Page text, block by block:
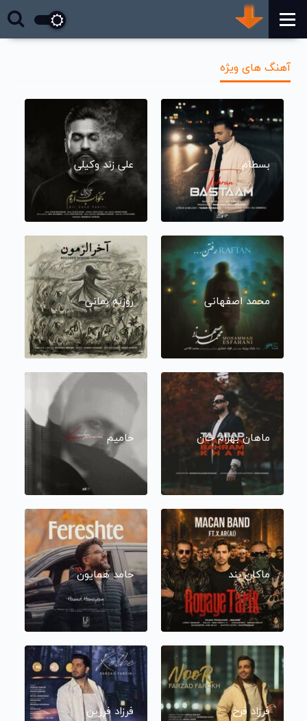
آهنگ های ویژه
بسطام علی زند وکیلی
محمد اصفهانی روزبه بمانی
ماهان بهرام خان حامیم
ماکان بند حامد همایون
فرزاد فرخ فرزاد فرزین